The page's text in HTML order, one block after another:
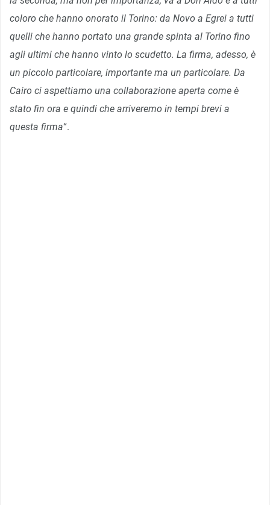
coloro che hanno onorato il Torino: da Novo a Egrei a tutti
quelli che hanno portato una grande spinta al Torino fino
agli ultimi che hanno vinto lo scudetto. La firma, adesso, è
un piccolo particolare, importante ma un particolare. Da
Cairo ci aspettiamo una collaborazione aperta come è
stato fin ora e quindi che arriveremo in tempi brevi a
questa firma“.